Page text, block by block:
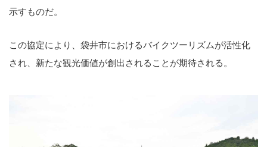
示すものだ。
この協定により、袋井市におけるバイクツーリズムが活性化
され、新たな観光価値が創出されることが期待される。